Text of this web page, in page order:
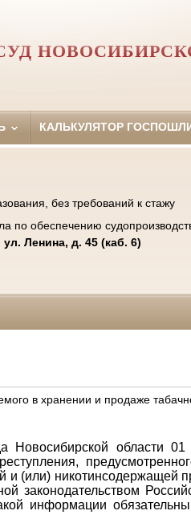
КАЛЬКУЛЯТОР
без требований к стажу
по обеспечению
ул. Ленина, д. 45 (каб. 6)
в хранении и продаже
Новосибирской области
(или) никотинсодержащей
законодательством
информации